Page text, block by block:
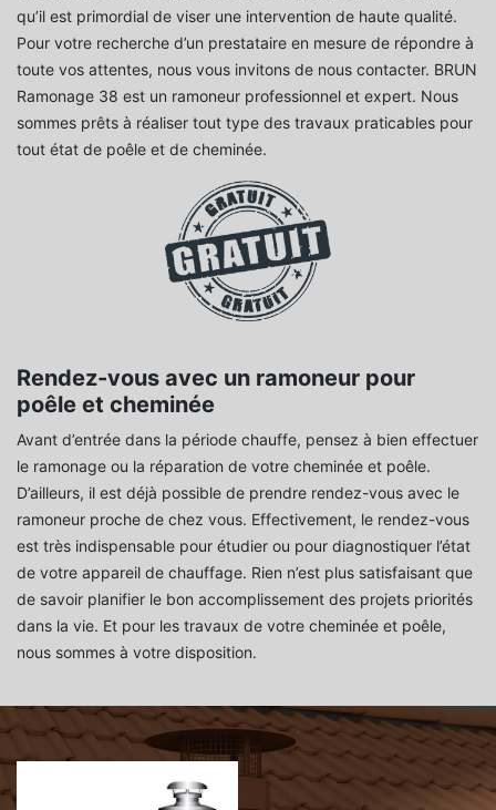
qu’il est primordial de viser une intervention de haute qualité.
Pour votre recherche d’un prestataire en mesure de répondre à
toute vos attentes, nous vous invitons de nous contacter. BRUN
Ramonage 38 est un ramoneur professionnel et expert. Nous
sommes prêts à réaliser tout type des travaux praticables pour
tout état de poêle et de cheminée.
Rendez-vous avec un ramoneur pour
poêle et cheminée
Avant d’entrée dans la période chauffe, pensez à bien effectuer
le ramonage ou la réparation de votre cheminée et poêle.
D’ailleurs, il est déjà possible de prendre rendez-vous avec le
ramoneur proche de chez vous. Effectivement, le rendez-vous
est très indispensable pour étudier ou pour diagnostiquer l’état
de votre appareil de chauffage. Rien n’est plus satisfaisant que
de savoir planifier le bon accomplissement des projets priorités
dans la vie. Et pour les travaux de votre cheminée et poêle,
nous sommes à votre disposition.